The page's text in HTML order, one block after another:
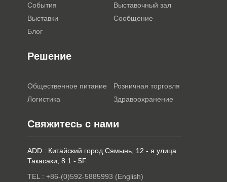
События
Выставочный зал
Выставки
Сообщение
Блог
Решение
Общественное питание
Розничная торговля
Логистика
Здравоохранение
Свяжитесь с нами
ADD : Китайский город Сямынь, 12 - я улица
Такасаки, 8 1 - 5F
TEL : +86-(0)592-5885993 (English)